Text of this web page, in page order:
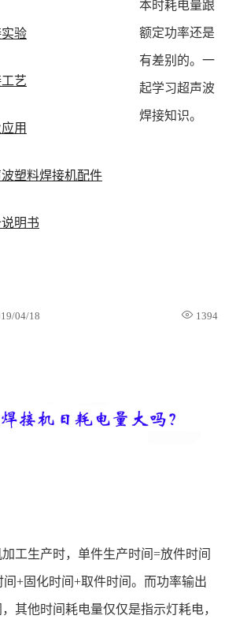
验
艺
用
塑料焊接机配件
明书
04/18 1394
本时耗电量跟
额定功率还是
有差别的。一
起学习超声波
焊接知识。
工生产时，单件生产时间=放件时间
+固化时间+取件时间。而功率输出
其他时间耗电量仅仅是指示灯耗电，